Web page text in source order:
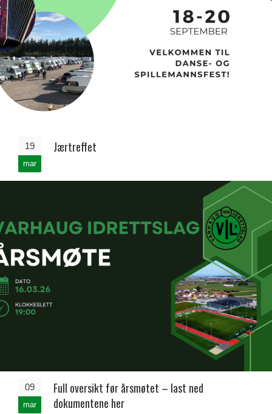
19
mar
Jærtreffet
09
mar
Full oversikt før årsmøtet – last ned
dokumentene her